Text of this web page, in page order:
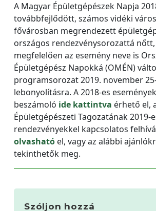
A Magyar Épületgépészek Napja
továbbfejlődött, számos vidéki
fővárosban megrendezett
országos rendezvénysorozattá
megfelelően az esemény neve is
Épületgépész Napokká (OMÉN)
programsorozat 2019. november
lebonyolításra. A 2018-es
beszámoló ide kattintva érhető el,
Épületgépészeti Tagozatának 2019-
rendezvényekkel kapcsolatos
olvasható el, vagy az alábbi
tekinthetők meg.
Szóljon hozzá